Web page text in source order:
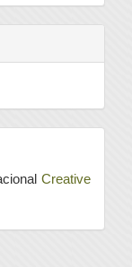
Creative